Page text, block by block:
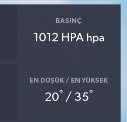
BASINÇ
1012 HPA hpa
EN DÜŞÜK / EN YÜKSEK
20° / 35°